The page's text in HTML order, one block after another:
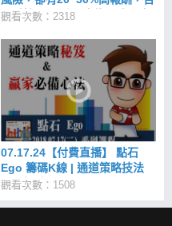
股重挫 407 點，也能勇敢【止
觀看次數：2318
07.17.24【付費直播】 點石
Ego 籌碼K線 | 通道策略技法
+心法 (上+下)
觀看次數：1508